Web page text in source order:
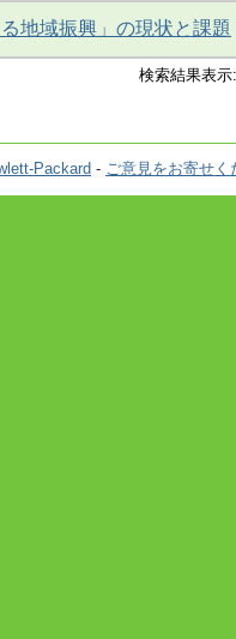
地域振興」の現状と課題
検索結果表
Packard - ご意見をお寄せく